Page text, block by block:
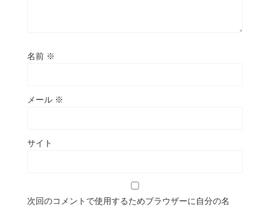
名前 ※
メール ※
サイト
次回のコメントで使用するためブラウザーに自分の名